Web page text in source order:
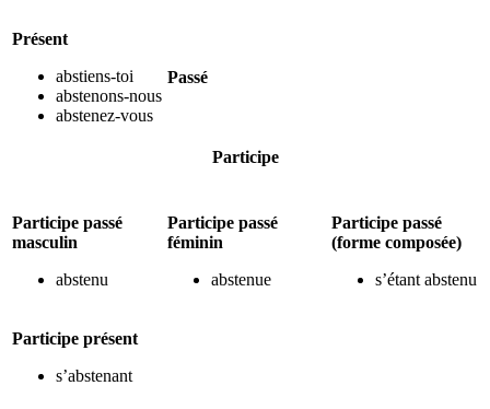
Présent
abstiens-toi
abstenons-nous
abstenez-vous
Passé
Participe
Participe passé
masculin
abstenu
Participe passé
féminin
abstenue
Participe passé
(forme composée)
s’étant abstenu
Participe présent
s’abstenant